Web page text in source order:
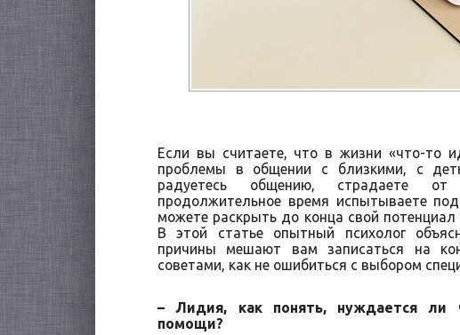
Если вы считаете, что в жизни «что-то
проблемы в общении с близкими, с
радуетесь общению, страдаете
продолжительное время испытываете
можете раскрыть до конца свой
В этой статье опытный психолог
причины мешают вам записаться на
советами, как не ошибиться с выбором
– Лидия, как понять, нуждается ли
помощи?